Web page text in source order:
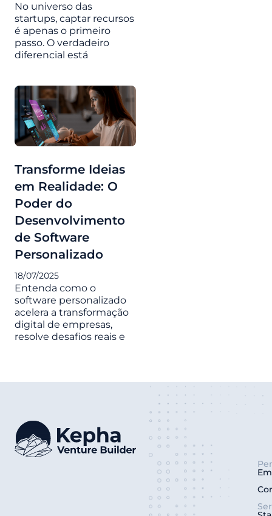
No universo das
startups, captar recursos
é apenas o primeiro
passo. O verdadeiro
diferencial está
Transforme Ideias
em Realidade: O
Poder do
Desenvolvimento
de Software
Personalizado
18/07/2025
Entenda como o
software personalizado
acelera a transformação
digital de empresas,
resolve desafios reais e